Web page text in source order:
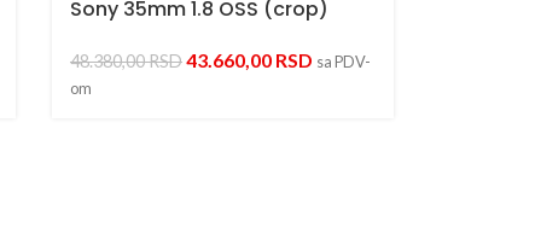
Sony 35mm 1.8 OSS (crop)
48.380,00RSD43.660,00 RSD sa PDV-
om